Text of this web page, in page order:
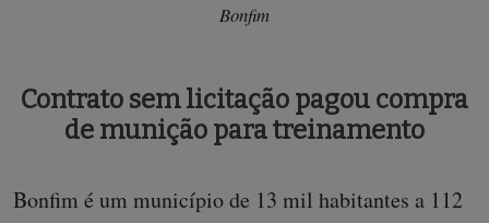
Bonfim
Contrato sem licitação pagou compra
de munição para treinamento
Bonfim é um município de 13 mil habitantes a 112